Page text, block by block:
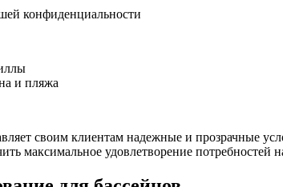
конфиденциальности
и пляжа
своим клиентам надежные и прозрачные
максимальное удовлетворение потребностей